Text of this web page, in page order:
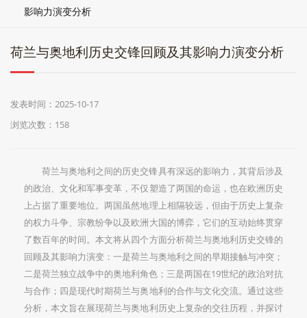
影响力演变分析
荷兰与奥地利历史交锋回顾及其影响力演变分析
发表时间：2025-10-17
浏览次数：158
荷兰与奥地利之间的历史交锋具有深远的影响力，其背后涉及
的政治、文化和军事变革，不仅塑造了两国的命运，也在欧洲历史
上占据了重要地位。两国虽然地理上相隔较远，但由于历史上复杂
的权力斗争、宗教纷争以及欧洲大国的博弈，它们的互动始终贯穿
了数百年的时间。本文将从四个方面分析荷兰与奥地利历史交锋的
回顾及其影响力演变：一是荷兰与奥地利之间的早期接触与冲突；
二是荷兰独立战争中的奥地利角色；三是两国在19世纪的政治对抗
与合作；四是现代时期荷兰与奥地利的合作与文化交流。通过这些
分析，本文旨在展现荷兰与奥地利历史上复杂的交往历程，并探讨